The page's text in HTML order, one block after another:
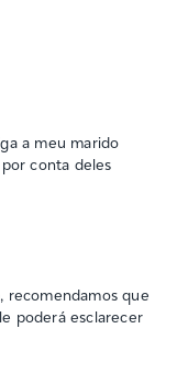
a meu marido
conta deles
recomendamos que
poderá esclarecer